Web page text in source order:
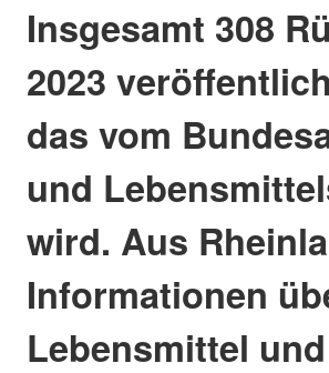
Insgesamt 308
2023
das vom
und
wird. Aus
Informationen
Lebensmittel